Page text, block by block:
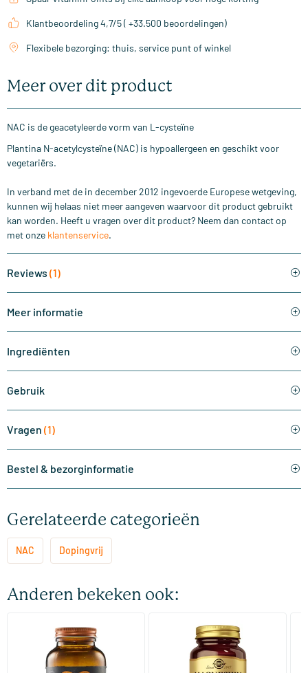
Klantbeoordeling 4,7/5 ( +33.500 beoordelingen)
Flexibele bezorging: thuis, service punt of winkel
Meer over dit product
NAC is de geacetyleerde vorm van L-cysteïne
Plantina N-acetylcysteïne (NAC) is hypoallergeen en geschikt voor
vegetariërs.
In verband met de in december 2012 ingevoerde Europese wetgeving,
kunnen wij helaas niet meer aangeven waarvoor dit product gebruikt
kan worden. Heeft u vragen over dit product? Neem dan contact op
met onze klantenservice.
Reviews (1)
Meer informatie
Ingrediënten
Gebruik
Vragen (1)
Bestel & bezorginformatie
Gerelateerde categorieën
NAC Dopingvrij
Anderen bekeken ook:
(510)
Super Magnesium
60/​120 tabletten
(287)
Magnesium Citrate
(Magnesium Citraat)
60/​120 tabletten